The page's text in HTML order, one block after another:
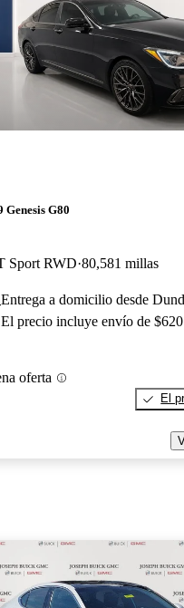
Genesis G80
Sport RWD 80,581 millas
Entrega a domicilio desde
El precio incluye envío de $620
oferta
El
Aviso